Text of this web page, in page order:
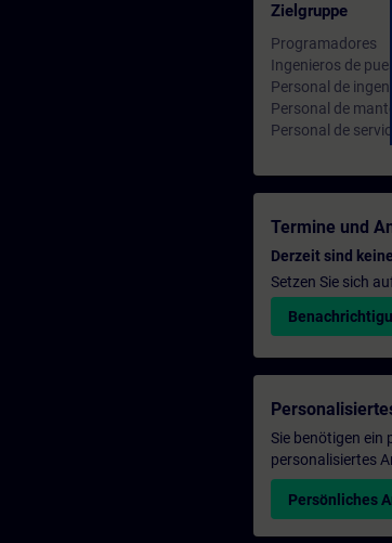
Zielgruppe
Programadores
Ingenieros de
Personal de
Personal de
Personal de
Termine und
Derzeit sind
Setzen Sie sich
Sie benötigen ein
personalisiertes
Persönliches